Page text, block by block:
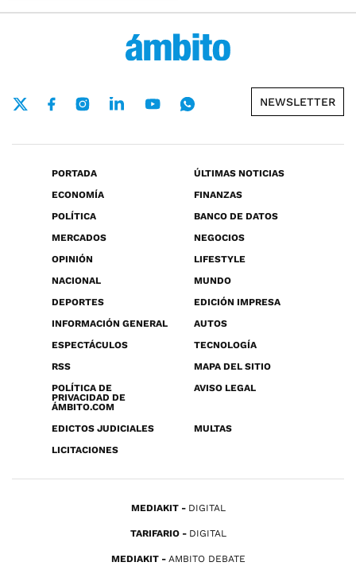
NEWSLETTER
PORTADA
ÚLTIMAS NOTICIAS
ECONOMÍA
FINANZAS
POLÍTICA
BANCO DE DATOS
MERCADOS
NEGOCIOS
OPINIÓN
LIFESTYLE
NACIONAL
MUNDO
DEPORTES
EDICIÓN IMPRESA
INFORMACIÓN GENERAL
AUTOS
ESPECTÁCULOS
TECNOLOGÍA
RSS
MAPA DEL SITIO
POLÍTICA DE
PRIVACIDAD DE
ÁMBITO.COM
AVISO LEGAL
EDICTOS JUDICIALES
MULTAS
LICITACIONES
MEDIAKIT DIGITAL
TARIFARIO DIGITAL
MEDIAKIT AMBITO DEBATE